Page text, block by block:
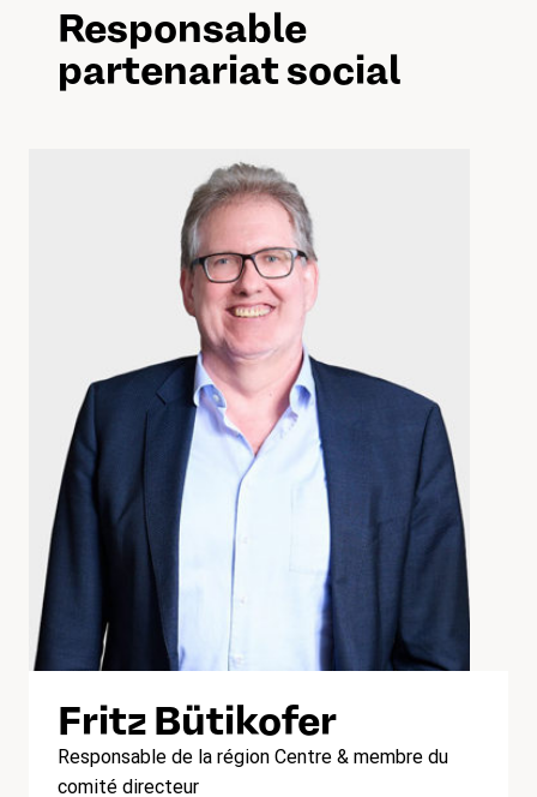
Responsable
partenariat social
Fritz Bütikofer
Responsable de la région Centre & membre du
comité directeur